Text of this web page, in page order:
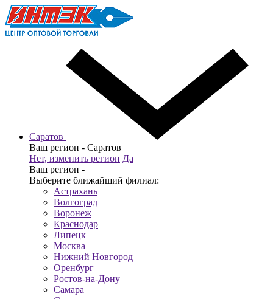
Саратов
Ваш регион - Саратов
Нет, изменить регион Да
Ваш регион -
Выберите ближайший филиал:
Астрахань
Волгоград
Воронеж
Краснодар
Липецк
Москва
Нижний Новгород
Оренбург
Ростов-на-Дону
Самара